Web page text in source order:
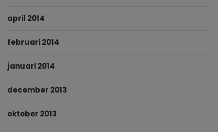
april 2014
februari 2014
januari 2014
december 2013
oktober 2013